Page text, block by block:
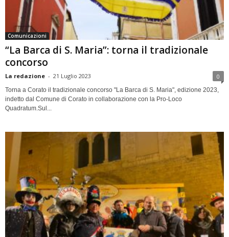
Comunicazioni
“La Barca di S. Maria”: torna il tradizionale
concorso
La redazione - 21 Luglio 2023 0
Torna a Corato il tradizionale concorso "La Barca di S. Maria", edizione 2023,
indetto dal Comune di Corato in collaborazione con la Pro-Loco
Quadratum.Sul...